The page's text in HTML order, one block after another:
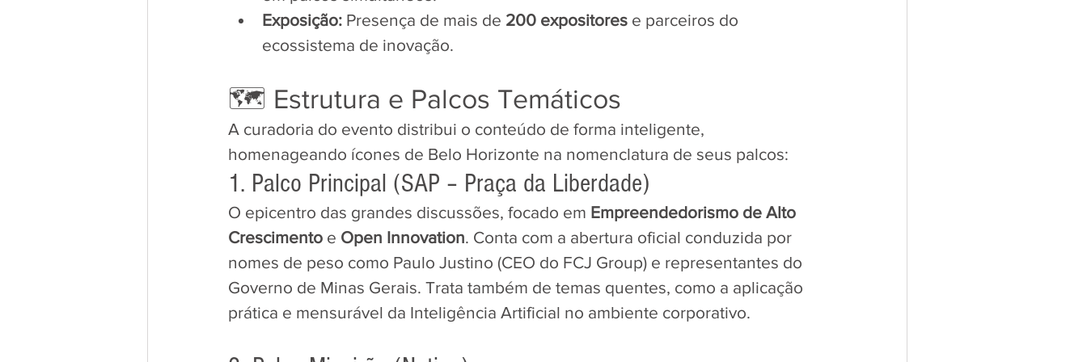
Exposição: Presença de mais de 200 expositores e parceiros do
ecossistema de inovação.
​🗺️ Estrutura e Palcos Temáticos
​A curadoria do evento distribui o conteúdo de forma inteligente,
homenageando ícones de Belo Horizonte na nomenclatura de seus palcos:
​1. Palco Principal (SAP – Praça da Liberdade)
​O epicentro das grandes discussões, focado em Empreendedorismo de Alto
Crescimento e Open Innovation. Conta com a abertura oficial conduzida por
nomes de peso como Paulo Justino (CEO do FCJ Group) e representantes do
Governo de Minas Gerais. Trata também de temas quentes, como a aplicação
prática e mensurável da Inteligência Artificial no ambiente corporativo.